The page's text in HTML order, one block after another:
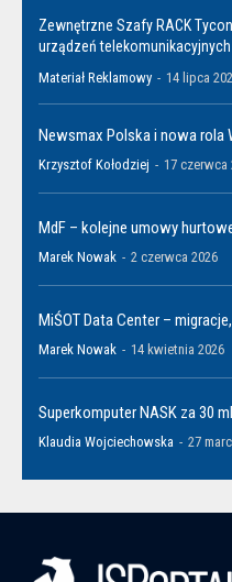
Zewnętrzne Szafy RACK
urządzeń
Materiał Reklamowy - 14 lipca
Newsmax Polska i nowa rola
Krzysztof Kołodziej - 17 czerwca
MdF – kolejne umowy
Marek Nowak - 2 czerwca 2026
MiŚOT Data Center –
Marek Nowak - 14 kwietnia 2026
Superkomputer NASK za 30
Klaudia Wojciechowska - 27